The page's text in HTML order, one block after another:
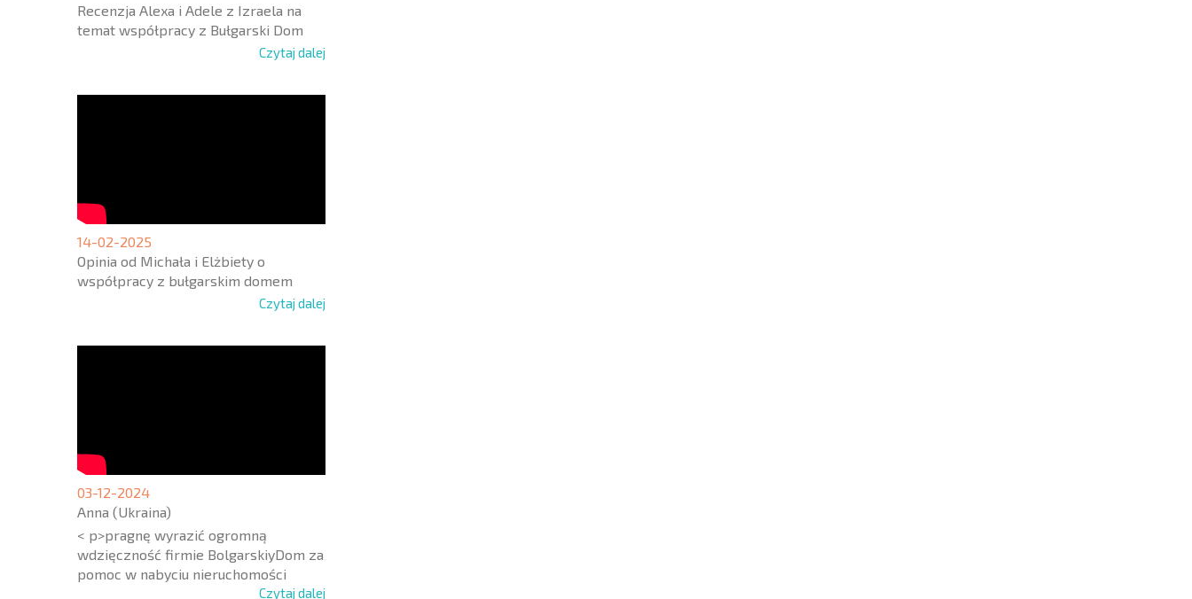
Recenzja Alexa i Adele z Izraela na
temat współpracy z Bułgarski Dom
Czytaj dalej
14-02-2025
Opinia od Michała i Elżbiety o
współpracy z bułgarskim domem
Czytaj dalej
03-12-2024
Anna (Ukraina)
< p>pragnę wyrazić ogromną
wdzięczność firmie BolgarskiyDom za
pomoc w nabyciu nieruchomości
Czytaj dalej